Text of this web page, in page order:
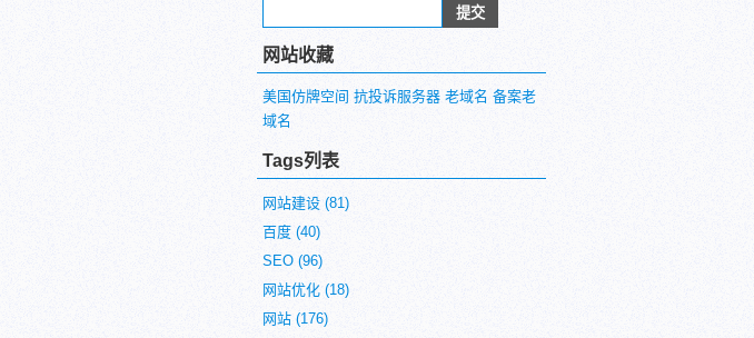
网站收藏
美国仿牌空间 抗投诉服务器 老域名 备案老
域名
Tags列表
网站建设 (81)
百度 (40)
SEO (96)
网站优化 (18)
网站 (176)